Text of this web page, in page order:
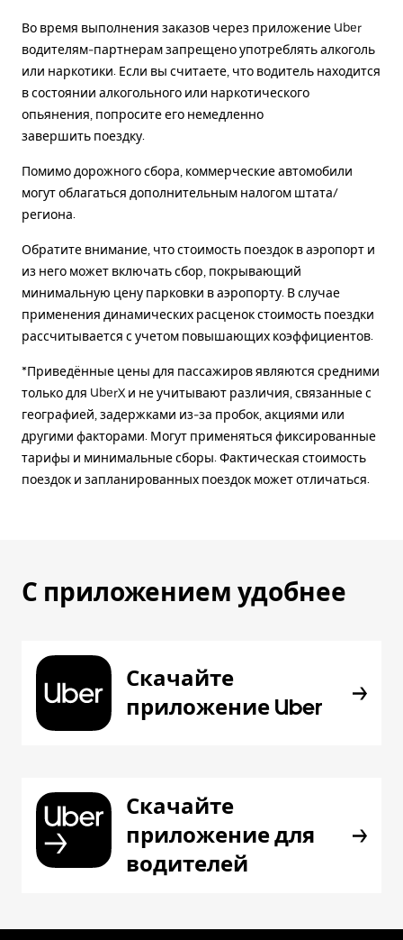
Во время выполнения заказов через приложение Uber
водителям-партнерам запрещено употреблять алкоголь
или наркотики. Если вы считаете, что водитель находится
в состоянии алкогольного или наркотического
опьянения, попросите его немедленно
завершить поездку.
Помимо дорожного сбора, коммерческие автомобили
могут облагаться дополнительным налогом штата/
региона.
Обратите внимание, что стоимость поездок в аэропорт и
из него может включать сбор, покрывающий
минимальную цену парковки в аэропорту. В случае
применения динамических расценок стоимость поездки
рассчитывается с учетом повышающих коэффициентов.
*Приведённые цены для пассажиров являются средними
только для UberX и не учитывают различия, связанные с
географией, задержками из-за пробок, акциями или
другими факторами. Могут применяться фиксированные
тарифы и минимальные сборы. Фактическая стоимость
поездок и запланированных поездок может отличаться.
С приложением удобнее
Скачайте
приложение Uber
Скачайте
приложение для
водителей